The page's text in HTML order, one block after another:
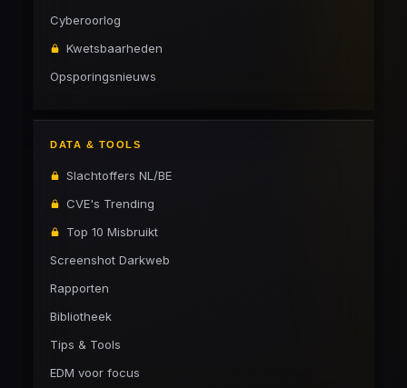
Cyberoorlog
Kwetsbaarheden
Opsporingsnieuws
DATA & TOOLS
Slachtoffers NL/BE
CVE's Trending
Top 10 Misbruikt
Screenshot Darkweb
Rapporten
Bibliotheek
Tips & Tools
EDM voor focus